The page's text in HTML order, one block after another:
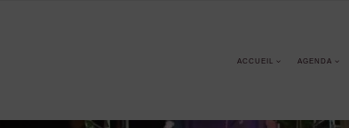
ACCUEIL AGENDA